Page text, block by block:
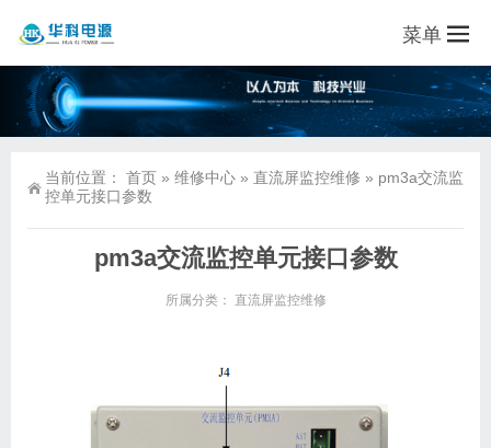
菜单
当前位置： 首页 » 维修中心 » 直流屏监控维修 » pm3a交流监
控单元接口参数
pm3a交流监控单元接口参数
所属分类： 直流屏监控维修